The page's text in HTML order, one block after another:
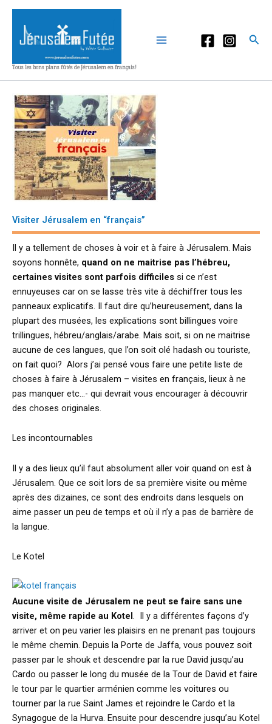
Aller
contenu
Tous les bons plans fûtés de Jérusalem en français!
Visiter Jérusalem en “français”
Il y a tellement de choses à voir et à faire à Jérusalem. Mais
soyons honnête, quand on ne maitrise pas l’hébreu,
certaines visites sont parfois difficiles si ce n’est
ennuyeuses car on se lasse très vite à déchiffrer tous les
panneaux explicatifs. Il faut dire qu’heureusement, dans la
plupart des musées, les explications sont billingues voire
trillingues, hébreu/anglais/arabe. Mais soit, si on ne maitrise
aucune de ces langues, que l’on soit olé hadash ou touriste,
on fait quoi? Alors j’ai pensé vous faire une petite liste de
choses à faire à Jérusalem – visites en français, lieux à ne
pas manquer etc…- qui devrait vous encourager à découvrir
des choses originales.
Les incontournables
Il y a des lieux qu’il faut absolument aller voir quand on est à
Jérusalem. Que ce soit lors de sa première visite ou même
après des dizaines, ce sont des endroits dans lesquels on
aime passer un peu de temps et où il n’y a pas de barrière de
la langue.
Le Kotel
Aucune visite de Jérusalem ne peut se faire sans une
visite, même rapide au Kotel. Il y a différentes façons d’y
arriver et on peu varier les plaisirs en ne prenant pas toujours
le même chemin. Depuis la Porte de Jaffa, vous pouvez soit
passer par le shouk et descendre par la rue David jusqu’au
Cardo ou passer le long du musée de la Tour de David et faire
le tour par le quartier arménien comme les voitures ou
tourner par la rue Saint James et rejoindre le Cardo et la
Synagogue de la Hurva. Ensuite pour descendre jusqu’au Kotel